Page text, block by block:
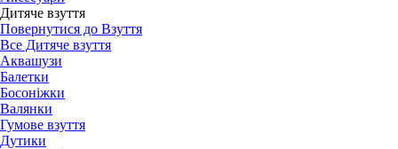
Дитяче взуття
Повернутися до Взуття
Все Дитяче взуття
Аквашузи
Балетки
Босоніжки
Валянки
Гумове взуття
Дутики